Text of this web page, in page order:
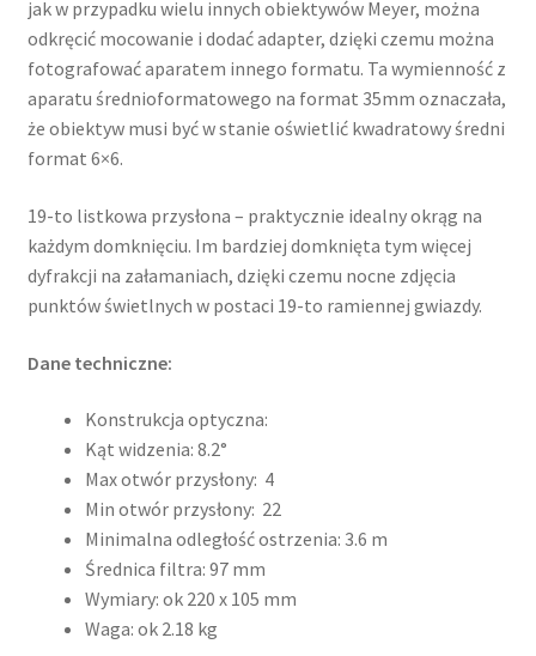
jak w przypadku wielu innych obiektywów Meyer, można
odkręcić mocowanie i dodać adapter, dzięki czemu można
fotografować aparatem innego formatu. Ta wymienność z
aparatu średnioformatowego na format 35mm oznaczała,
że ​​obiektyw musi być w stanie oświetlić kwadratowy średni
format 6×6.
19-to listkowa przysłona – praktycznie idealny okrąg na
każdym domknięciu. Im bardziej domknięta tym więcej
dyfrakcji na załamaniach, dzięki czemu nocne zdjęcia
punktów świetlnych w postaci 19-to ramiennej gwiazdy.
Dane techniczne:
Konstrukcja optyczna:
Kąt widzenia: 8.2°
Max otwór przysłony: 4
Min otwór przysłony: 22
Minimalna odległość ostrzenia: 3.6 m
Średnica filtra: 97 mm
Wymiary: ok 220 x 105 mm
Waga: ok 2.18 kg